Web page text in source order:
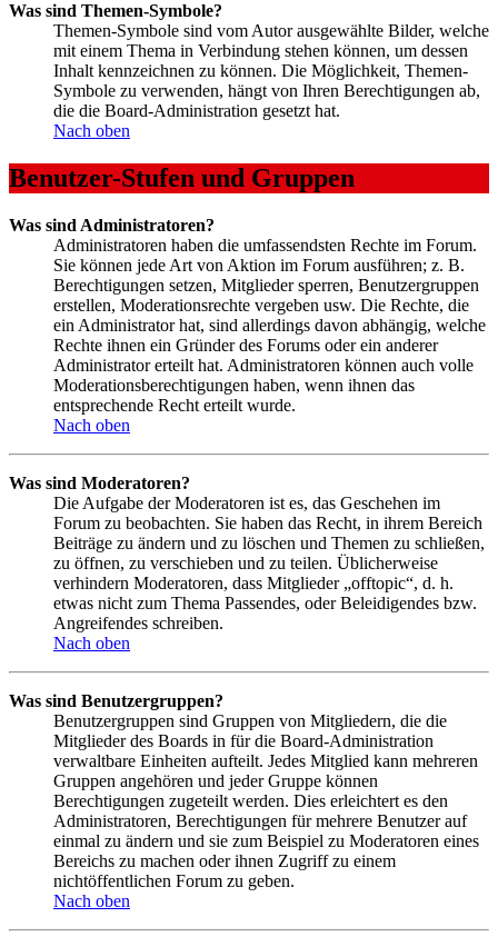
Was sind Themen-Symbole?
Themen-Symbole sind vom Autor ausgewählte Bilder, welche
mit einem Thema in Verbindung stehen können, um dessen
Inhalt kennzeichnen zu können. Die Möglichkeit, Themen-
Symbole zu verwenden, hängt von Ihren Berechtigungen ab,
die die Board-Administration gesetzt hat.
Nach oben
Benutzer-Stufen und Gruppen
Was sind Administratoren?
Administratoren haben die umfassendsten Rechte im Forum.
Sie können jede Art von Aktion im Forum ausführen; z. B.
Berechtigungen setzen, Mitglieder sperren, Benutzergruppen
erstellen, Moderationsrechte vergeben usw. Die Rechte, die
ein Administrator hat, sind allerdings davon abhängig, welche
Rechte ihnen ein Gründer des Forums oder ein anderer
Administrator erteilt hat. Administratoren können auch volle
Moderationsberechtigungen haben, wenn ihnen das
entsprechende Recht erteilt wurde.
Nach oben
Was sind Moderatoren?
Die Aufgabe der Moderatoren ist es, das Geschehen im
Forum zu beobachten. Sie haben das Recht, in ihrem Bereich
Beiträge zu ändern und zu löschen und Themen zu schließen,
zu öffnen, zu verschieben und zu teilen. Üblicherweise
verhindern Moderatoren, dass Mitglieder „offtopic“, d. h.
etwas nicht zum Thema Passendes, oder Beleidigendes bzw.
Angreifendes schreiben.
Nach oben
Was sind Benutzergruppen?
Benutzergruppen sind Gruppen von Mitgliedern, die die
Mitglieder des Boards in für die Board-Administration
verwaltbare Einheiten aufteilt. Jedes Mitglied kann mehreren
Gruppen angehören und jeder Gruppe können
Berechtigungen zugeteilt werden. Dies erleichtert es den
Administratoren, Berechtigungen für mehrere Benutzer auf
einmal zu ändern und sie zum Beispiel zu Moderatoren eines
Bereichs zu machen oder ihnen Zugriff zu einem
nichtöffentlichen Forum zu geben.
Nach oben